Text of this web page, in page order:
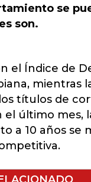
se
son.
el Índice de
mientras
títulos de
último mes,
a 10 años se